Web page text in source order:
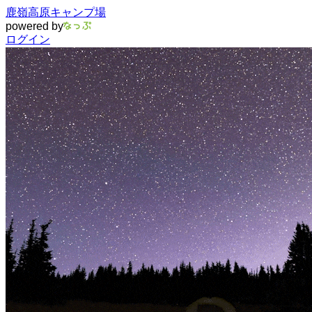
鹿嶺高原キャンプ場
powered by
ログイン